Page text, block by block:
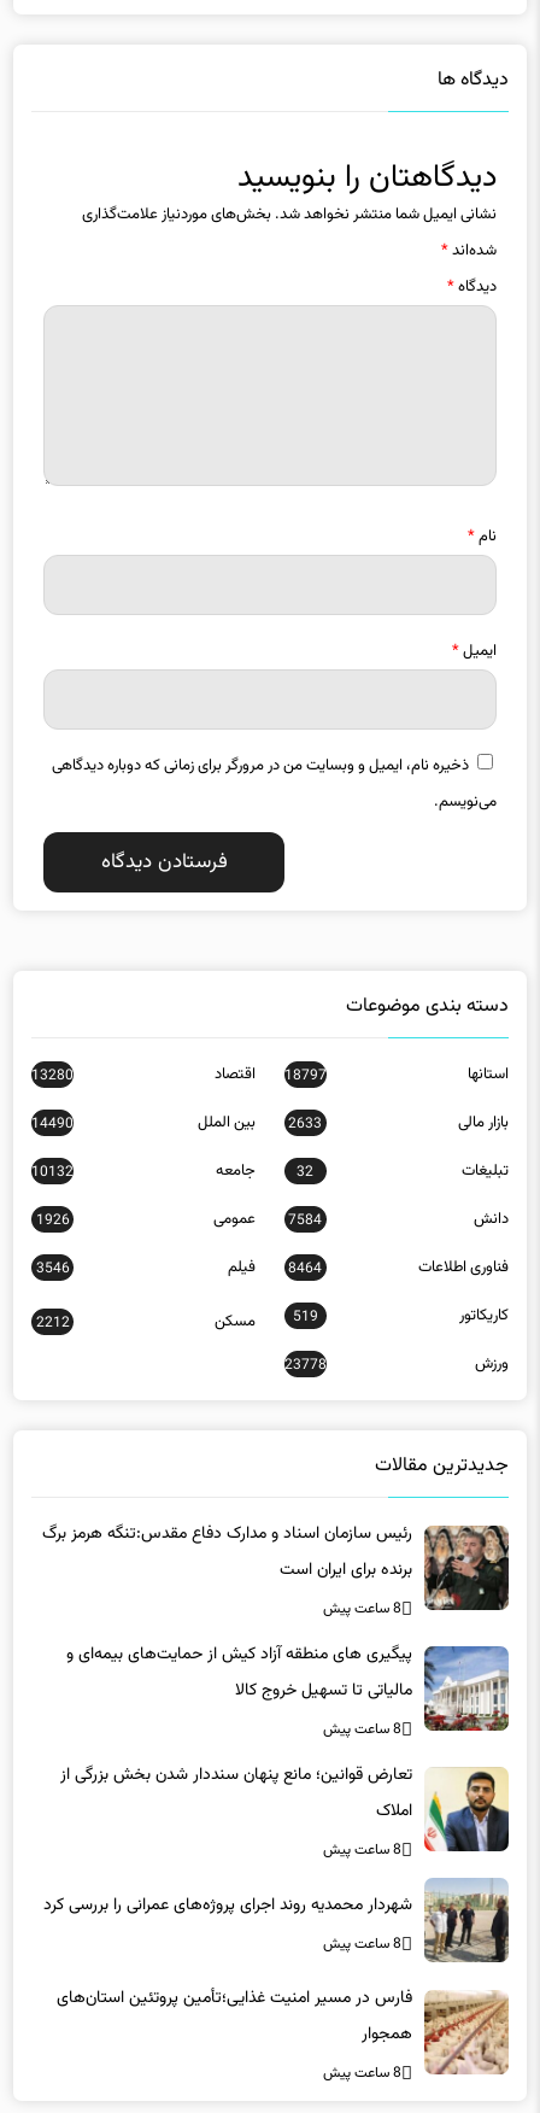
دیدگاه ها
دیدگاهتان را بنویسید
نشانی ایمیل شما منتشر نخواهد شد. بخش‌های موردنیاز علامت‌گذاری
شده‌اند*
دیدگاه*
نام*
ایمیل*
ذخیره نام، ایمیل و وبسایت من در مرورگر برای زمانی که دوباره دیدگاهی
می‌نویسم.
دسته بندی موضوعات
استانها 18797 اقتصاد 13280
بازار مالی 2633 بین الملل 14490
تبلیغات 32 جامعه 10132
دانش 7584 عمومی 1926
فناوری اطلاعات 8464 فیلم 3546
کاریکاتور 519 مسکن 2212
ورزش 23778
جدیدترین مقالات
رئیس سازمان اسناد و مدارک دفاع مقدس:تنگه هرمز برگ
برنده برای ایران است
8 ساعت پیش
پیگیری های منطقه آزاد کیش از حمایت‌های بیمه‌ای و
مالیاتی تا تسهیل خروج کالا
8 ساعت پیش
تعارض قوانین؛ مانع پنهان سنددار شدن بخش بزرگی از
املاک
8 ساعت پیش
شهردار محمدیه روند اجرای پروژه‌های عمرانی را بررسی کرد
8 ساعت پیش
فارس در مسیر امنیت غذایی؛تأمین‌ پروتئین استان‌های
همجوار
8 ساعت پیش